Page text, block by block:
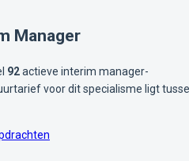
Manager
92actieve interim manager-
voor dit specialisme ligt